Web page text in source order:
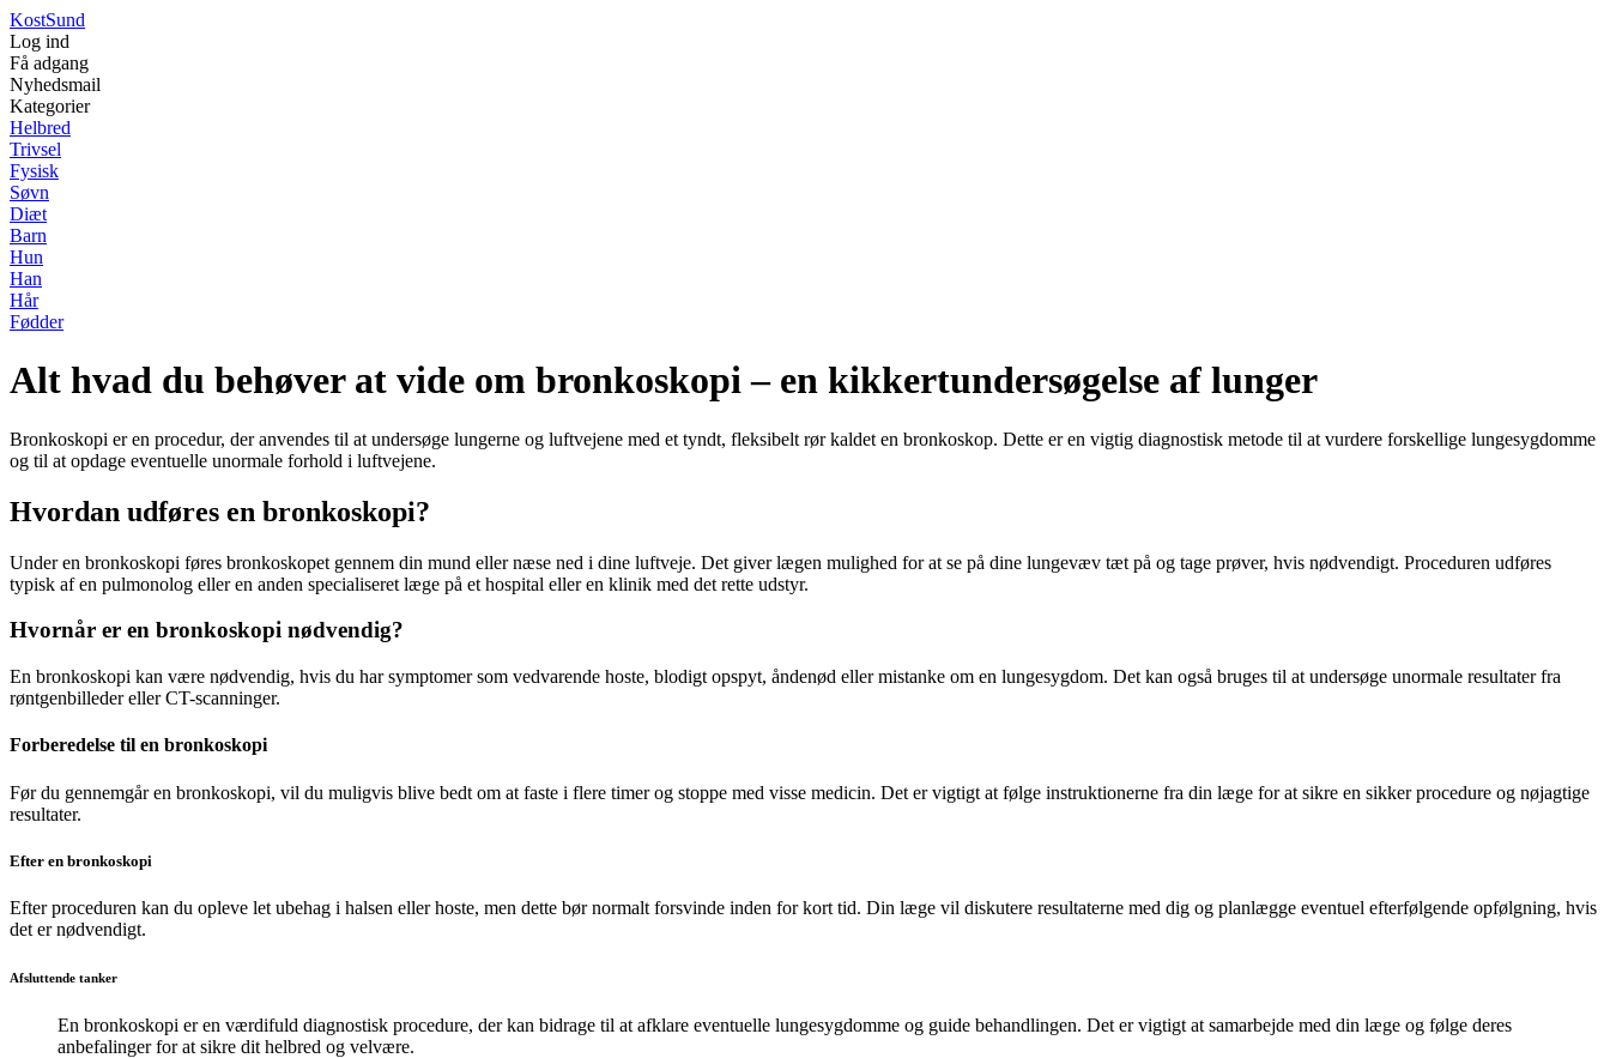
KostSund
Log ind
Få adgang
Nyhedsmail
Kategorier
Helbred
Trivsel
Fysisk
Søvn
Diæt
Barn
Hun
Han
Hår
Fødder
Alt hvad du behøver at vide om bronkoskopi – en kikkertundersøgelse af lunger
Bronkoskopi er en procedur, der anvendes til at undersøge lungerne og luftvejene med et tyndt, fleksibelt rør kaldet en bronkoskop. Dette er en vigtig diagnostisk metode til at vurdere forskellige lungesygdomme
og til at opdage eventuelle unormale forhold i luftvejene.
Hvordan udføres en bronkoskopi?
Under en bronkoskopi føres bronkoskopet gennem din mund eller næse ned i dine luftveje. Det giver lægen mulighed for at se på dine lungevæv tæt på og tage prøver, hvis nødvendigt. Proceduren udføres
typisk af en pulmonolog eller en anden specialiseret læge på et hospital eller en klinik med det rette udstyr.
Hvornår er en bronkoskopi nødvendig?
En bronkoskopi kan være nødvendig, hvis du har symptomer som vedvarende hoste, blodigt opspyt, åndenød eller mistanke om en lungesygdom. Det kan også bruges til at undersøge unormale resultater fra
røntgenbilleder eller CT-scanninger.
Forberedelse til en bronkoskopi
Før du gennemgår en bronkoskopi, vil du muligvis blive bedt om at faste i flere timer og stoppe med visse medicin. Det er vigtigt at følge instruktionerne fra din læge for at sikre en sikker procedure og nøjagtige
resultater.
Efter en bronkoskopi
Efter proceduren kan du opleve let ubehag i halsen eller hoste, men dette bør normalt forsvinde inden for kort tid. Din læge vil diskutere resultaterne med dig og planlægge eventuel efterfølgende opfølgning, hvis
det er nødvendigt.
Afsluttende tanker
En bronkoskopi er en værdifuld diagnostisk procedure, der kan bidrage til at afklare eventuelle lungesygdomme og guide behandlingen. Det er vigtigt at samarbejde med din læge og følge deres
anbefalinger for at sikre dit helbred og velvære.